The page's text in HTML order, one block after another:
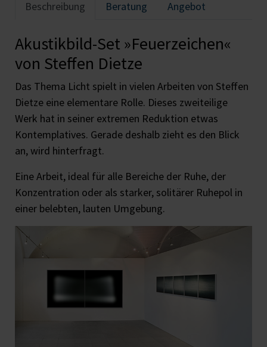
Beschreibung Beratung Angebot
Akustikbild-Set »Feuerzeichen«
von Steffen Dietze
Das Thema Licht spielt in vielen Arbeiten von Steffen
Dietze eine elementare Rolle. Dieses zweiteilige
Werk hat in seiner extremen Reduktion etwas
Kontemplatives. Gerade deshalb zieht es den Blick
an, wird hinterfragt.
Eine Arbeit, ideal für alle Bereiche der Ruhe, der
Konzentration oder als starker, solitärer Ruhepol in
einer belebten, lauten Umgebung.